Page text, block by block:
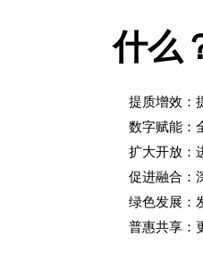
什么
提质增效：
数字赋能：
扩大开放：
促进融合：
绿色发展：
普惠共享：